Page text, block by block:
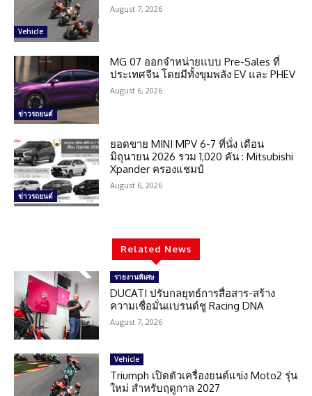
Vehicle
August 7, 2026
ข่าวรถยนต์
MG 07 ออกจำหน่ายแบบ Pre-Sales ที่
ประเทศจีน โดยมีทั้งขุมพลัง EV และ PHEV
August 6, 2026
ข่าวรถยนต์
ยอดขาย MINI MPV 6-7 ที่นั่ง เดือน
มิถุนายน 2026 รวม 1,020 คัน : Mitsubishi
Xpander ครองแชมป์
August 6, 2026
Related News
รายงานพิเศษ
DUCATI ปรับกลยุทธ์การสื่อสาร-สร้าง
ความเชื่อมั่นแบรนด์ชู Racing DNA
August 7, 2026
Vehicle
Triumph เปิดตัวเครื่องยนต์แข่ง Moto2 รุ่น
ใหม่ สำหรับฤดูกาล 2027